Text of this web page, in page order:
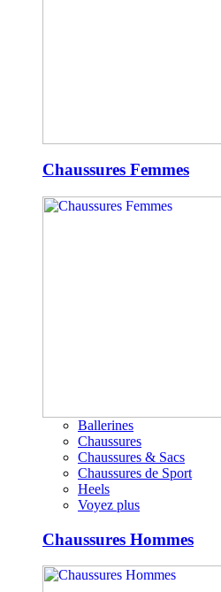
Chaussures Femmes
Ballerines
Chaussures
Chaussures & Sacs
Chaussures de Sport
Heels
Voyez plus
Chaussures Hommes